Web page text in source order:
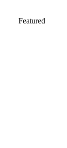
Featured